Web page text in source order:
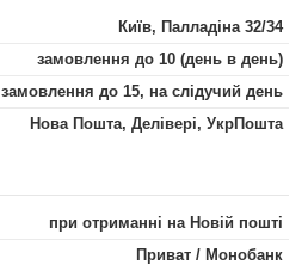
Київ, Палладіна 32/34
замовлення до 10 (день в день)
замовлення до 15, на слідучий день
Нова Пошта, Делівері, УкрПошта
при отриманні на Новій пошті
Приват / Монобанк